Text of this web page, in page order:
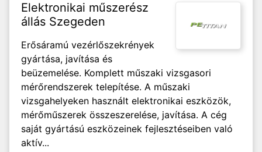
Elektronikai műszerész
állás Szegeden
Erősáramú vezérlőszekrények
gyártása, javítása és
beüzemelése. Komplett műszaki vizsgasori
mérőrendszerek telepítése. A műszaki
vizsgahelyeken használt elektronikai eszközök,
mérőműszerek összeszerelése, javítása. A cég
saját gyártású eszközeinek fejlesztéseiben való
aktív...